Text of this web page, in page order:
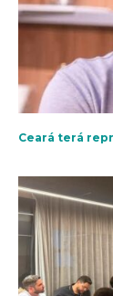
Ceará terá